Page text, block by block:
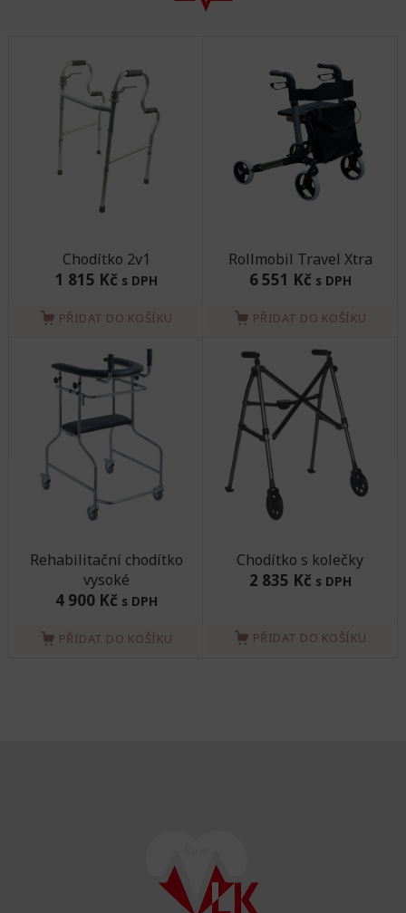
Chodítko 2v1
1 815 Kč s DPH
PŘIDAT DO KOŠÍKU
Rollmobil Travel Xtra
6 551 Kč s DPH
PŘIDAT DO KOŠÍKU
Rehabilitační chodítko
vysoké
4 900 Kč s DPH
PŘIDAT DO KOŠÍKU
Chodítko s kolečky
2 835 Kč s DPH
PŘIDAT DO KOŠÍKU